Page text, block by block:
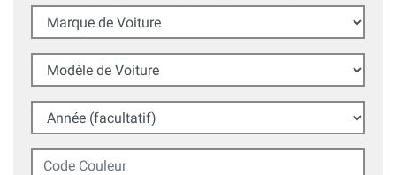
Marque de Voiture
Modèle de Voiture
Année (facultatif)
Code Couleur